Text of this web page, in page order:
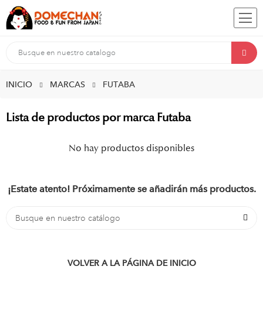
INICIO MARCAS FUTABA
Lista de productos por marca Futaba
No hay productos disponibles
¡Estate atento! Próximamente se añadirán más productos.
VOLVER A LA PÁGINA DE INICIO